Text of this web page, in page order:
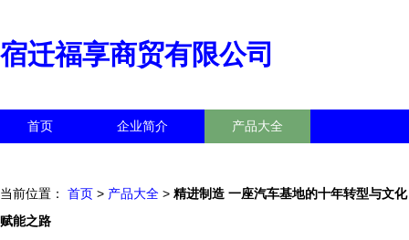
宿迁福享商贸有限公司
首页 企业简介 产品大全
当前位置： 首页 > 产品大全 > 精进制造 一座汽车基地的十年转型与文化
赋能之路